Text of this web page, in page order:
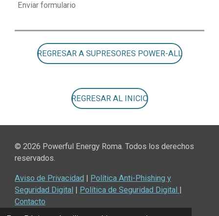
Enviar formulario
REGRESAR A SUPRESORES POWER-ALL
REGRESAR AL INICIO
© 2026 Powerful Energy Roma. Todos los derechos
reservados.
Aviso de Privacidad | Política Anti-Phishing y
Seguridad Digital | Política de Seguridad Digital |
Contacto